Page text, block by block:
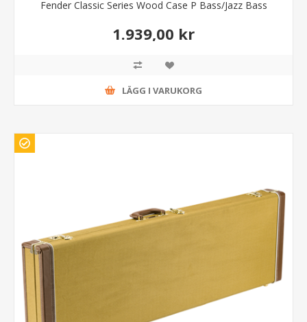
Fender Classic Series Wood Case P Bass/Jazz Bass
1.939,00 kr
LÄGG I VARUKORG